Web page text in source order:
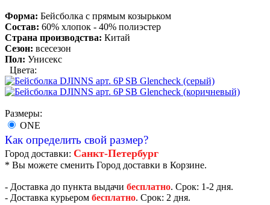
Форма: Бейсболка с прямым козырьком
Состав: 60% хлопок - 40% полиэстер
Страна производства: Китай
Сезон: всесезон
Пол: Унисекс
Цвета:
Размеры:
ONE
Как определить свой размер?
Город доставки: Санкт-Петербург
* Вы можете сменить Город доставки в Корзине.
- Доставка до пункта выдачи бесплатно. Срок: 1-2 дня.
- Доставка курьером бесплатно. Срок: 2 дня.